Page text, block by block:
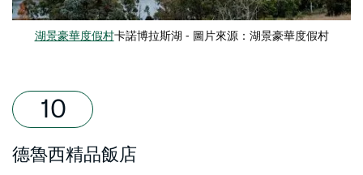
湖景豪華度假村卡諾博拉斯湖 - 圖片來源：湖景豪華度假村
德魯西精品飯店